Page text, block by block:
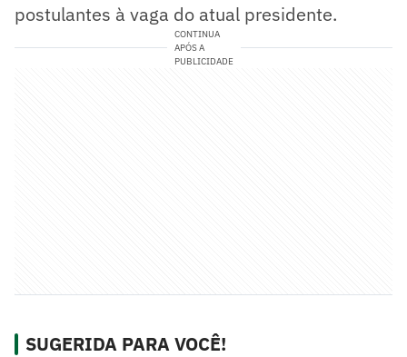
postulantes à vaga do atual presidente.
CONTINUA
APÓS A
PUBLICIDADE
SUGERIDA PARA VOCÊ!